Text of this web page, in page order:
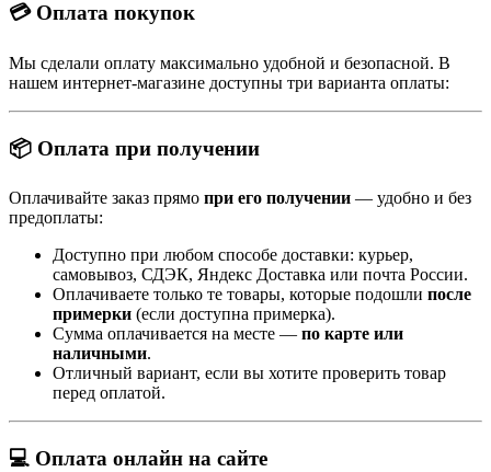
💳 Оплата покупок
Мы сделали оплату максимально удобной и безопасной. В
нашем интернет-магазине доступны три варианта оплаты:
📦 Оплата при получении
Оплачивайте заказ прямо при его получении — удобно и без
предоплаты:
Доступно при любом способе доставки: курьер,
самовывоз, СДЭК, Яндекс Доставка или почта России.
Оплачиваете только те товары, которые подошли после
примерки (если доступна примерка).
Сумма оплачивается на месте — по карте или
наличными.
Отличный вариант, если вы хотите проверить товар
перед оплатой.
💻 Оплата онлайн на сайте